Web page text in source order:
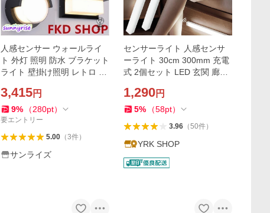
人感センサー ウォールライ
ト 外灯 照明 防水 ブラケット
ライト 壁掛け照明 レトロ 壁
ーク ガーデン 門灯 屋外
3,415円
9% （280pt）
要エントリー
5.00（3件）
サンライズ
センサーライト 人感センサ
ーライト 30cm 300mm 充電
式 2個セット LED 玄関 廊下
ト 足元
1,290円
5% （58pt）
3.96（50件）
YRK SHOP